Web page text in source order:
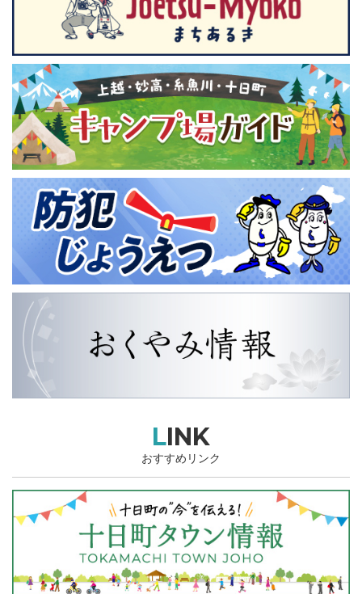
LINK
おすすめリンク